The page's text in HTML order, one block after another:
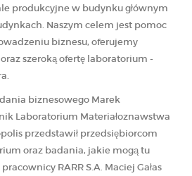
produkcyjne w budynku głównym
Naszym celem jest pomoc
biznesu, oferujemy
szeroką ofertę laboratorium -
biznesowego Marek
Laboratorium Materiałoznawstwa
przedstawił przedsiębiorcom
oraz badania, jakie mogą tu
RARR S.A. Maciej Gałas